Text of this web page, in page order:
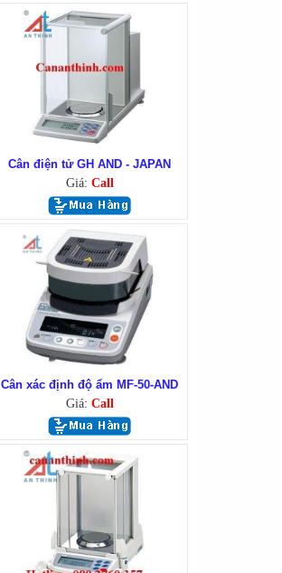
Cân điện tử GH AND - JAPAN
Giá: Call
Cân xác định độ ẩm MF-50-AND
Giá: Call